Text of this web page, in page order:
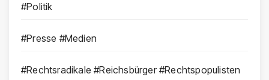
#Politik
#Presse #Medien
#Rechtsradikale #Reichsbürger #Rechtspopulisten